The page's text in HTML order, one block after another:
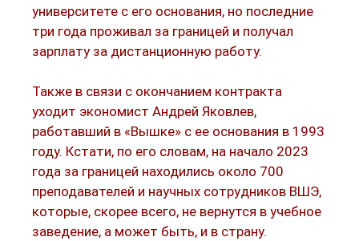
университете с его основания, но последние
три года проживал за границей и получал
зарплату за дистанционную работу.
Также в связи с окончанием контракта
уходит экономист Андрей Яковлев,
работавший в «Вышке» с ее основания в 1993
году. Кстати, по его словам, на начало 2023
года за границей находились около 700
преподавателей и научных сотрудников ВШЭ,
которые, скорее всего, не вернутся в учебное
заведение, а может быть, и в страну.